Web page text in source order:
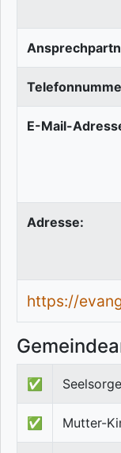
E-Mail-
Adresse:
https://
✅ Seelsorge
✅ Mutter-